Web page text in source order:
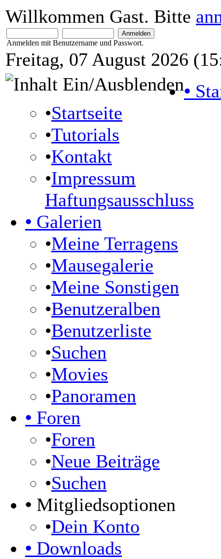
Willkommen Gast. Bitte
Anmelden mit Benutzername und Passwort.
Freitag, 07 August 2026
•
•Startseite
•Tutorials
•Kontakt
•Impressum
Haftungsausschluss
• Galerien
•Meine Terragens
•Mausegalerie
•Meine Sonstigen
•Benutzeralben
•Benutzerliste
•Suchen
•Movies
•Panoramen
• Foren
•Foren
•Neue Beiträge
•Suchen
• Mitgliedsoptionen
•Dein Konto
• Downloads